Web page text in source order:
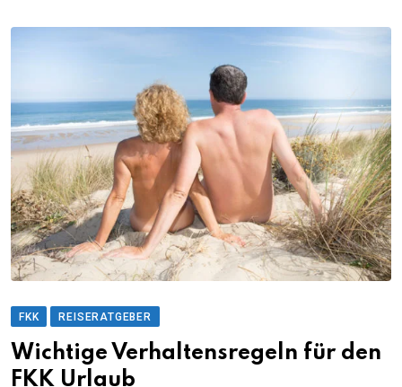
FKK REISERATGEBER
Wichtige Verhaltensregeln für den
FKK Urlaub